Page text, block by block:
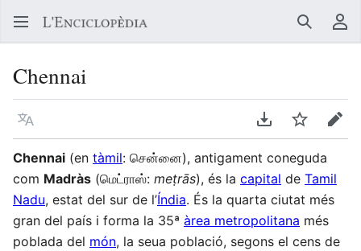
Buscar
Chennai
Llegir en un atre idioma Descarregar en
Vigilar
Chennai (en tàmil: சென்னை), antigament coneguda
com Madràs (மெட்ராஸ்: meṭrās), és la capital de Tamil
Nadu, estat del sur de l’Índia. És la quarta ciutat més
gran del país i forma la 35ª àrea metropolitana més
poblada del món, la seua població, segons el cens de